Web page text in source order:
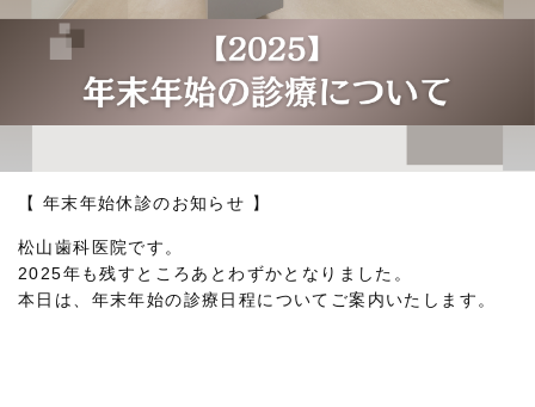
【 年末年始休診のお知らせ 】
松山歯科医院です。
2025年も残すところあとわずかとなりました。
本日は、年末年始の診療日程についてご案内いたします。